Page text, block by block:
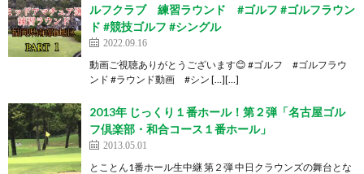
ルフクラブ 練習ラウンド #ゴルフ #ゴルフラウン
ド #競技ゴルフ #シングル
2022.09.16
動画ご視聴ありがとうございます😊 #ゴルフ #ゴルフラウ
ンド #ラウンド動画 #シン […][…]
2013年 じっくり１番ホール！第２弾「名古屋ゴル
フ倶楽部・和合コース１番ホール」
2013.05.01
とことん1番ホール生中継 第２弾 中日クラウンズの舞台とな